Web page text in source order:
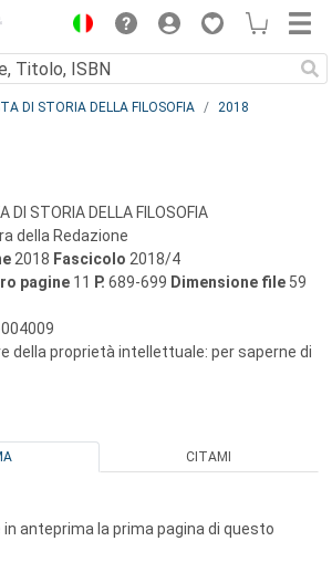
DI STORIA DELLA FILOSOFIA
2018
DI STORIA DELLA FILOSOFIA
della Redazione
2018 Fascicolo 2018/4
pagine 11 P. 689-699 Dimensione file 59
della proprietà intellettuale: per saperne di
CITAMI
anteprima la prima pagina di questo